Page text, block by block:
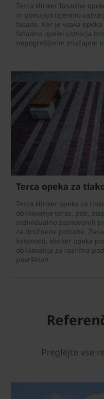
Terca klinker fasadne
in ponujajo izjemno
fasade. Ker je vsaka
fasadno opeko ustvarja
nepogrešljivim značajem
Terca opeka za
Terca klinker opeka za
oblikovanje teras, poti,
individualno zasnovanih
za družbene potrebe.
kakovosti, klinker opeka
oblikovanja za različna
površinah.
Preglejte vse